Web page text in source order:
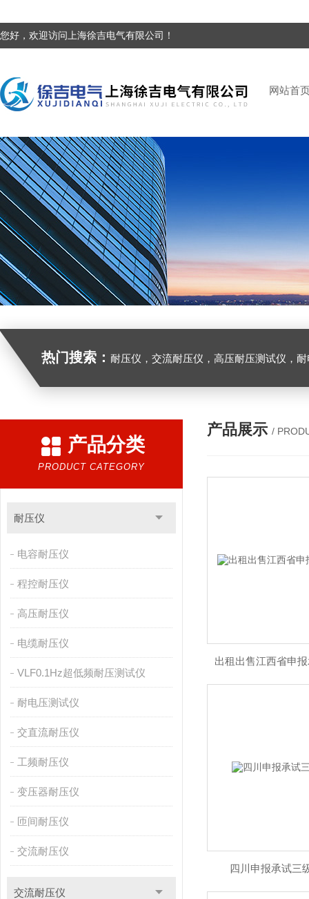
您好，欢迎访问上海徐吉电气有限公司！
网站首
热门搜索： 耐压仪，交流耐压仪，高压耐压测试仪，
产品分类
PRODUCT CATEGORY
耐压仪
电容耐压仪
程控耐压仪
高压耐压仪
电缆耐压仪
VLF0.1Hz超低频耐压测试仪
耐电压测试仪
交直流耐压仪
工频耐压仪
变压器耐压仪
匝间耐压仪
交流耐压仪
交流耐压仪
产品展示 /
出租出售江西省申
四川申报承试三